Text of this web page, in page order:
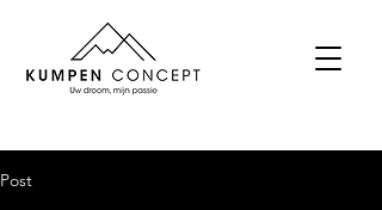
Post